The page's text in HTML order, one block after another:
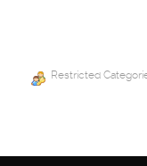
Restricted